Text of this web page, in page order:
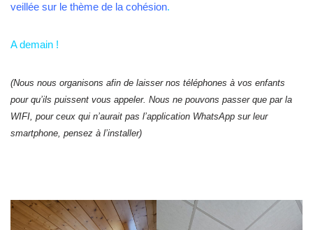
veillée sur le thème de la cohésion.
A demain !
(Nous nous organisons afin de laisser nos téléphones à vos enfants
pour qu’ils puissent vous appeler. Nous ne pouvons passer que par la
WIFI, pour ceux qui n’aurait pas l’application WhatsApp sur leur
smartphone, pensez à l’installer)